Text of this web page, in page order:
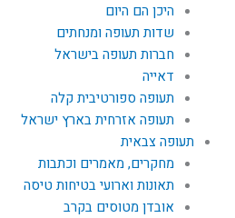
היכן הם היום
שדות תעופה ומנחתים
חברות תעופה בישראל
דאייה
תעופה ספורטיבית קלה
תעופה אזרחית בארץ ישראל
תעופה צבאית
מחקרים, מאמרים וכתבות
תאונות וארועי בטיחות טיסה
אובדן מטוסים בקרב